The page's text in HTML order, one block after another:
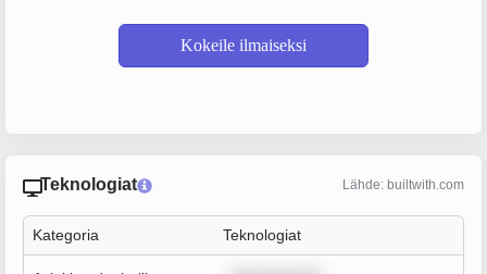
Kokeile ilmaiseksi
Teknologiat Lähde: builtwith.com
Kategoria Teknologiat